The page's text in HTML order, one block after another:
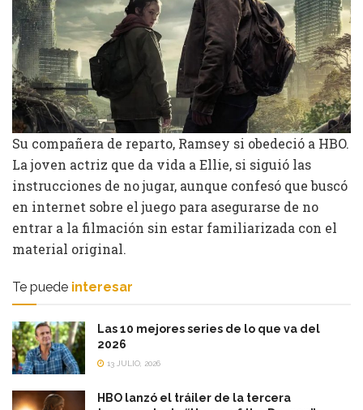
Su compañera de reparto, Ramsey si obedeció a HBO.
La joven actriz que da vida a Ellie, si siguió las
instrucciones de no jugar, aunque confesó que buscó
en internet sobre el juego para asegurarse de no
entrar a la filmación sin estar familiarizada con el
material original.
Te puede interesar
Las 10 mejores series de lo que va del
2026
13 JULIO, 2026
HBO lanzó el tráiler de la tercera